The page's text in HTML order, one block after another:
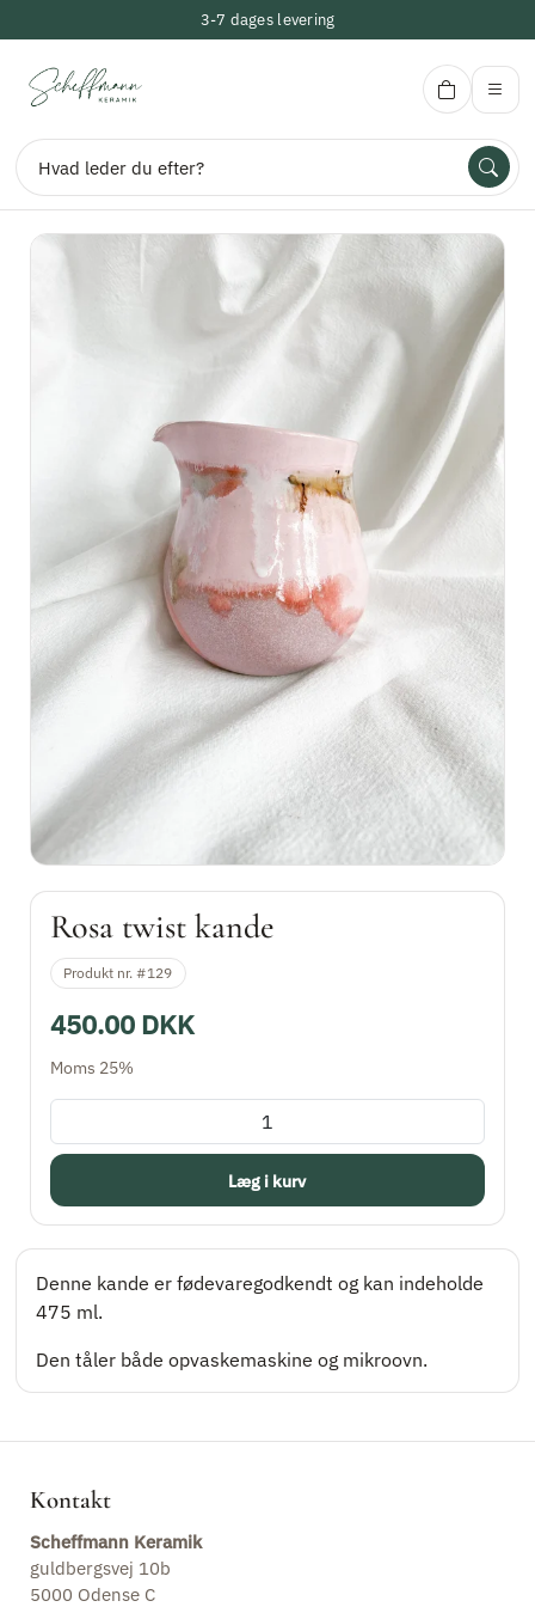
3-7 dages levering
Scheffmann Keramik
Om Scheffmann Keramik
Vaser
Kopper
Kander
Tallerkner og fade
Skåle
Husnummer
Tilbud
Gavekort
Rosa twist kande
Produkt nr. #129
450.00 DKK
Moms 25%
Læg i kurv
Denne kande er fødevaregodkendt og kan indeholde
475 ml.
Den tåler både opvaskemaskine og mikroovn.
Kontakt
Scheffmann Keramik
guldbergsvej 10b
5000 Odense C